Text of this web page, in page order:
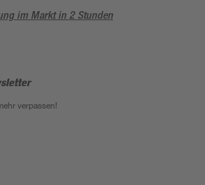
im Markt in 2 Stunden
verpassen!